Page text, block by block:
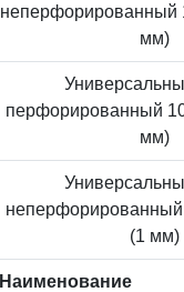
неперфорированный
мм)
перфорированный
мм)
(1 мм)
Наименование